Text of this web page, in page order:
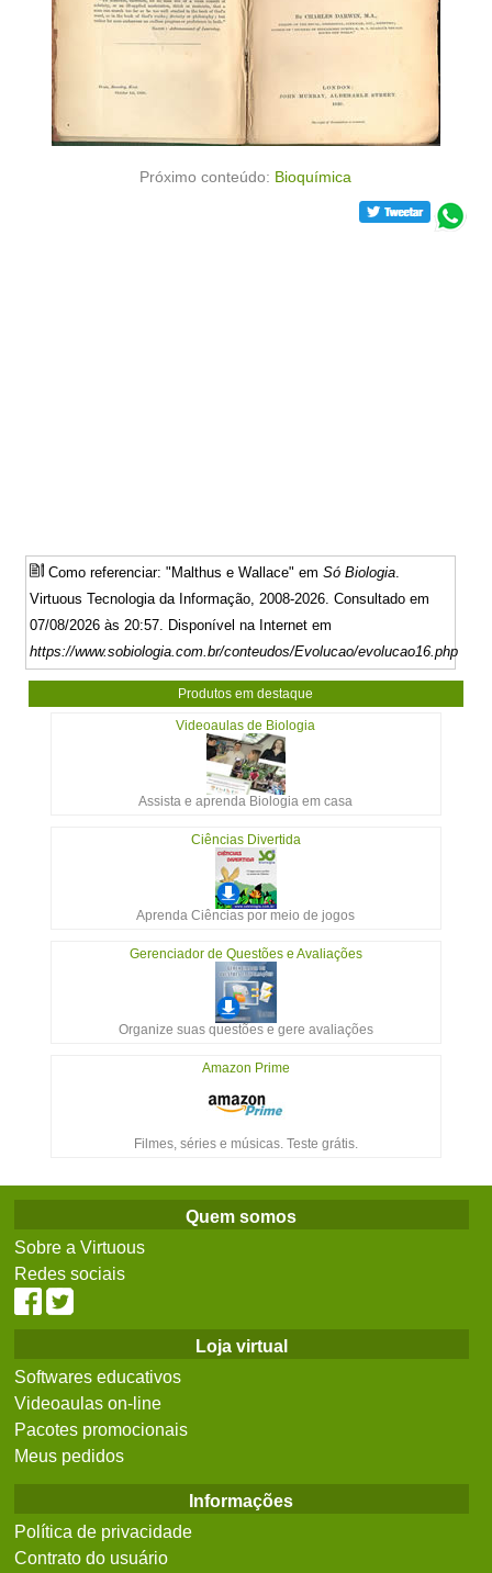
Próximo conteúdo: Bioquímica
Como referenciar: "Malthus e Wallace" emSó Biologia
Virtuous Tecnologia da Informação, 2008-2026. Consultado em
07/08/2026 às 20:57. Disponível na Internet em
https://www.sobiologia.com.br/conteudos/Evolucao/evolucao16.php
Produtos em destaque
Videoaulas de Biologia
Assista e aprenda Biologia em casa
Ciências Divertida
Aprenda Ciências por meio de jogos
Gerenciador de Questões e Avaliações
Organize suas questões e gere avaliações
Amazon Prime
Filmes, séries e músicas. Teste grátis.
Quem somos
Sobre a Virtuous
Redes sociais
Loja virtual
Softwares educativos
Videoaulas on-line
Pacotes promocionais
Meus pedidos
Informações
Política de privacidade
Contrato do usuário